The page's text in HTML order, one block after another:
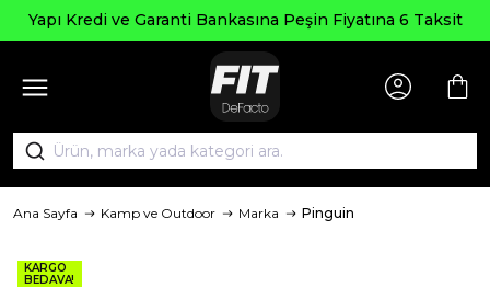
Yapı Kredi ve Garanti Bankasına Peşin Fiyatına 6 Taksit
Ana Sayfa Kamp ve Outdoor Marka Pinguin
KARGO
BEDAVA!